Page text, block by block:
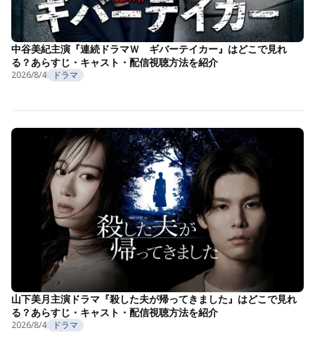
中谷美紀主演『連続ドラマＷ ギバーテイカー』はどこで見れ
る？あらすじ・キャスト・配信視聴方法を紹介
2026/8/4 ドラマ
山下美月主演ドラマ『殺した夫が帰ってきました』はどこで見れ
る？あらすじ・キャスト・配信視聴方法を紹介
2026/8/4 ドラマ